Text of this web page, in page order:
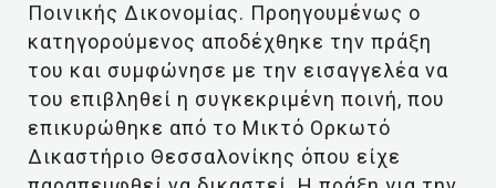
Ποινικής Δικονομίας. Προηγουμένως ο
κατηγορούμενος αποδέχθηκε την πράξη
του και συμφώνησε με την εισαγγελέα να
του επιβληθεί η συγκεκριμένη ποινή, που
επικυρώθηκε από το Μικτό Ορκωτό
Δικαστήριο Θεσσαλονίκης όπου είχε